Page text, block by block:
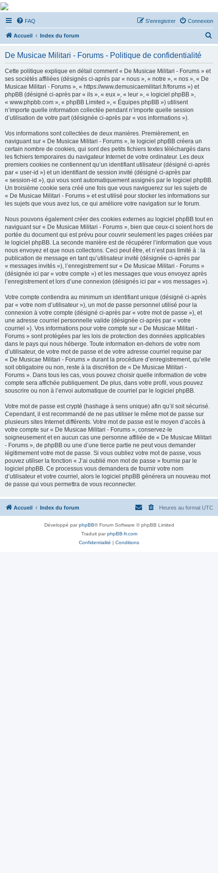
De Musicae Militari -
Forums
Forums de discussions
FAQ Connexion
S’enregistrer
Accueil Index du forum
De Musicae Militari - Forums - Politique de confidentialité
Cette politique explique en détail comment « De Musicae Militari - Forums » et
ses sociétés affiliées (désignés ci-après par « nous », « notre », « nos », « De
Musicae Militari - Forums », « https://www.demusicaemilitari.fr/forums ») et
phpBB (désigné ci-après par « ils », « eux », « leur », « logiciel phpBB »,
« www.phpbb.com », « phpBB Limited », « Équipes phpBB ») utilisent
n’importe quelle information collectée pendant n’importe quelle session
d’utilisation de votre part (désignée ci-après par « vos informations »).
Vos informations sont collectées de deux manières. Premièrement, en
naviguant sur « De Musicae Militari - Forums », le logiciel phpBB créera un
certain nombre de cookies, qui sont des petits fichiers textes téléchargés dans
les fichiers temporaires du navigateur Internet de votre ordinateur. Les deux
premiers cookies ne contiennent qu’un identifiant utilisateur (désigné ci-après
par « user-id ») et un identifiant de session invité (désigné ci-après par
« session-id »), qui vous sont automatiquement assignés par le logiciel phpBB.
Un troisième cookie sera créé une fois que vous naviguerez sur les sujets de
« De Musicae Militari - Forums » et est utilisé pour stocker les informations sur
les sujets que vous avez lus, ce qui améliore votre navigation sur le forum.
Nous pouvons également créer des cookies externes au logiciel phpBB tout en
naviguant sur « De Musicae Militari - Forums », bien que ceux-ci soient hors de
portée du document qui est prévu pour couvrir seulement les pages créées par
le logiciel phpBB. La seconde manière est de récupérer l’information que vous
nous envoyez et que nous collectons. Ceci peut être, et n’est pas limité à : la
publication de message en tant qu’utilisateur invité (désignée ci-après par
« messages invités »), l’enregistrement sur « De Musicae Militari - Forums »
(désignée ici par « votre compte ») et les messages que vous envoyez après
l’enregistrement et lors d’une connexion (désignés ici par « vos messages »).
Votre compte contiendra au minimum un identifiant unique (désigné ci-après
par « votre nom d’utilisateur »), un mot de passe personnel utilisé pour la
connexion à votre compte (désigné ci-après par « votre mot de passe »), et
une adresse courriel personnelle valide (désignée ci-après par « votre
courriel »). Vos informations pour votre compte sur « De Musicae Militari -
Forums » sont protégées par les lois de protection des données applicables
dans le pays qui nous héberge. Toute information en-dehors de votre nom
d’utilisateur, de votre mot de passe et de votre adresse courriel requise par
« De Musicae Militari - Forums » durant la procédure d’enregistrement, qu’elle
soit obligatoire ou non, reste à la discrétion de « De Musicae Militari -
Forums ». Dans tous les cas, vous pouvez choisir quelle information de votre
compte sera affichée publiquement. De plus, dans votre profil, vous pouvez
souscrire ou non à l’envoi automatique de courriel par le logiciel phpBB.
Votre mot de passe est crypté (hashage à sens unique) afin qu’il soit sécurisé.
Cependant, il est recommandé de ne pas utiliser le même mot de passe sur
plusieurs sites Internet différents. Votre mot de passe est le moyen d’accès à
votre compte sur « De Musicae Militari - Forums », conservez-le
soigneusement et en aucun cas une personne affiliée de « De Musicae Militari
- Forums », de phpBB ou une d’une tierce partie ne peut vous demander
légitimement votre mot de passe. Si vous oubliez votre mot de passe, vous
pouvez utiliser la fonction « J’ai oublié mon mot de passe » fournie par le
logiciel phpBB. Ce processus vous demandera de fournir votre nom
d’utilisateur et votre courriel, alors le logiciel phpBB générera un nouveau mot
de passe qui vous permettra de vous reconnecter.
Accueil Index du forum Heures au format UTC
Développé parphpBB® Forum Software © phpBB Limited
Traduit parphpBB-fr.com
Confidentialité | Conditions